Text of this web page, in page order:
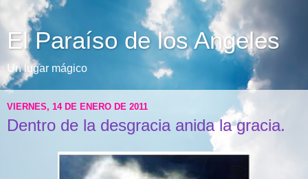
El Paraíso de los Angeles
Un lugar mágico
VIERNES, 14 DE ENERO DE 2011
Dentro de la desgracia anida la gracia.